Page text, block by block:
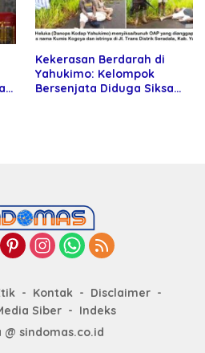
Kekerasan Berdarah di
Yahukimo: Kelompok
Bersenjata Diduga Siksa
Kontak
Disclaimer
Siber
Indeks
@ sindomas.co.id